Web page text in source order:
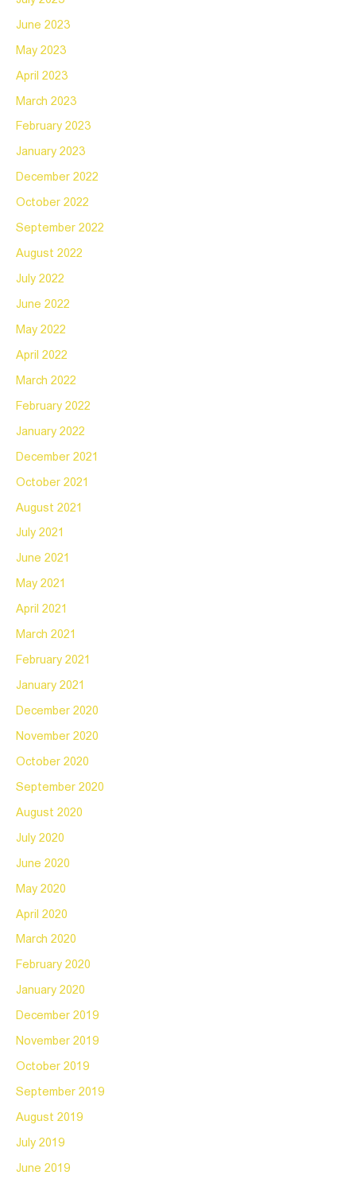
June 2023
May 2023
April 2023
March 2023
February 2023
January 2023
December 2022
October 2022
September 2022
August 2022
July 2022
June 2022
May 2022
April 2022
March 2022
February 2022
January 2022
December 2021
October 2021
August 2021
July 2021
June 2021
May 2021
April 2021
March 2021
February 2021
January 2021
December 2020
November 2020
October 2020
September 2020
August 2020
July 2020
June 2020
May 2020
April 2020
March 2020
February 2020
January 2020
December 2019
November 2019
October 2019
September 2019
August 2019
July 2019
June 2019